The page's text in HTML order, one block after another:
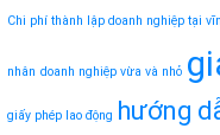
Chi phí thành lập doanh nghiệp tại
nhân doanh nghiệp vừa và nhỏ
giấy phép lao động
hướng